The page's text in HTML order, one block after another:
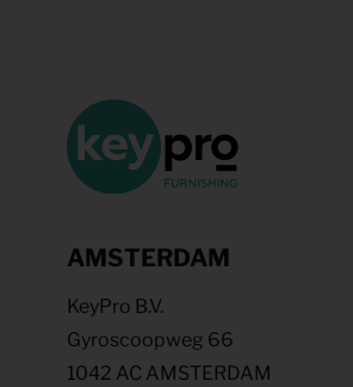
AMSTERDAM
KeyPro B.V.
Gyroscoopweg 66
1042 AC AMSTERDAM